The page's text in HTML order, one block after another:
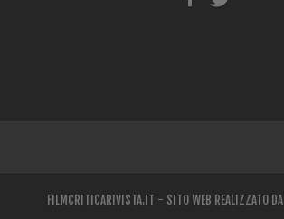
FILMCRITICARIVISTA.IT - SITO WEB REALIZZATO DA